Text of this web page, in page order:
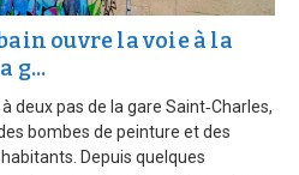
ouvre la voie à la
g...
deux pas de la gare Saint‑Charles,
bombes de peinture et des
Depuis quelques